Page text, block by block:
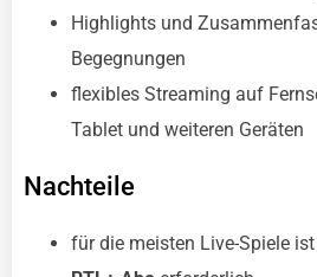
Highlights und
Begegnungen
flexibles Streaming auf
Tablet und weiteren Geräten
Nachteile
für die meisten Live-Spiele